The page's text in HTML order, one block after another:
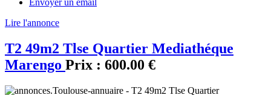
Envoyer un email
Lire l'annonce
T2 49m2 Tlse Quartier Mediathéque
Marengo Prix : 600.00 €